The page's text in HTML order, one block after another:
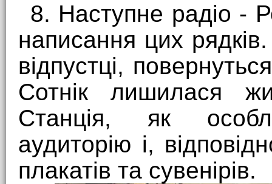
8. Наступне радіо -
написання цих
відпустці,
Сотнік лишилася
Станція, як
аудиторію і,
плакатів та сувенірів.